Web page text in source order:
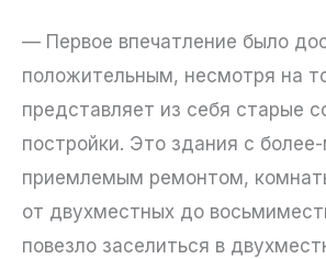
— Первое впечатление было
положительным, несмотря на
представляет из себя старые
постройки. Это здания с
приемлемым ремонтом,
от двухместных до
повезло заселиться в